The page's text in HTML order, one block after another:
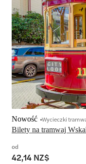
Bilety na tramwaj
Nowość Wycieczki
od
42,14 NZ$